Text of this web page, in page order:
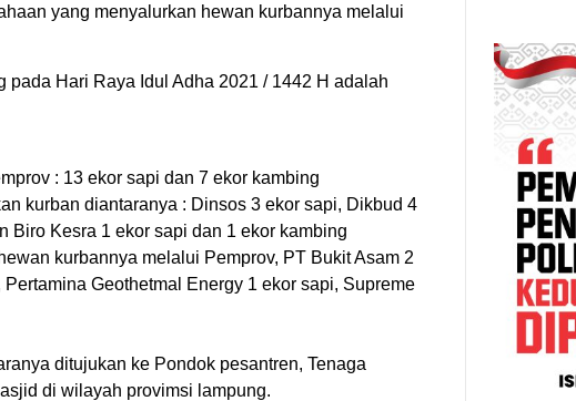
yang menyalurkan hewan kurbannya melalui
Hari Raya Idul Adha 2021 / 1442 H adalah
: 13 ekor sapi dan 7 ekor kambing
kurban diantaranya : Dinsos 3 ekor sapi, Dikbud 4
Biro Kesra 1 ekor sapi dan 1 ekor kambing
kurbannya melalui Pemprov, PT Bukit Asam 2
Geothetmal Energy 1 ekor sapi, Supreme
ditujukan ke Pondok pesantren, Tenaga
di wilayah provimsi lampung.